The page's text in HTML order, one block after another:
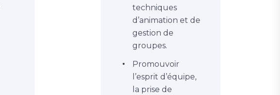
techniques
d’animation et de
gestion de
groupes.
Promouvoir
l’esprit d’équipe,
la prise de